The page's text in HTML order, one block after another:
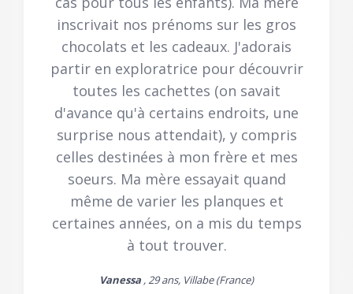
inscrivait nos prénoms sur les gros
chocolats et les cadeaux. J'adorais
partir en exploratrice pour découvrir
toutes les cachettes (on savait
d'avance qu'à certains endroits, une
surprise nous attendait), y compris
celles destinées à mon frère et mes
soeurs. Ma mère essayait quand
même de varier les planques et
certaines années, on a mis du temps
à tout trouver.
Vanessa , 29 ans, Villabe (France)